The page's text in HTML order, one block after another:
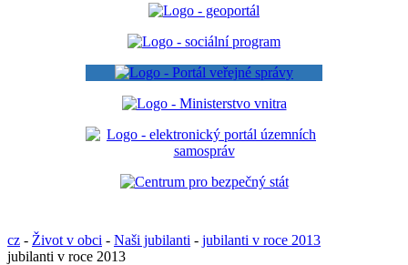
cz - Život v obci - Naši jubilanti - jubilanti v roce 2013
jubilanti v roce 2013